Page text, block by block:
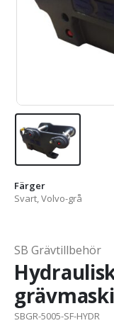
Färger
Svart, Volvo-grå
SB Grävtillbehör
SBGR-5005-SF-HYDR